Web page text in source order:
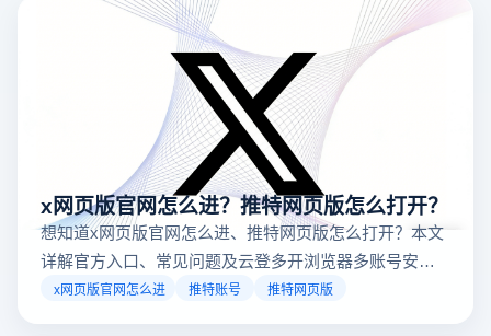
x网页版官网怎么进？推特网页版怎么打开？
想知道x网页版官网怎么进、推特网页版怎么打开？本文
详解官方入口、常见问题及云登多开浏览器多账号安全
访问方案，助你稳定登录高效运营。
x网页版官网怎么进 推特账号 推特网页版